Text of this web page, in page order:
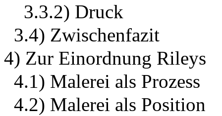
3.3.2) Druck
3.4) Zwischenfazit
4) Zur Einordnung Rileys
4.1) Malerei als Prozess
4.2) Malerei als Position